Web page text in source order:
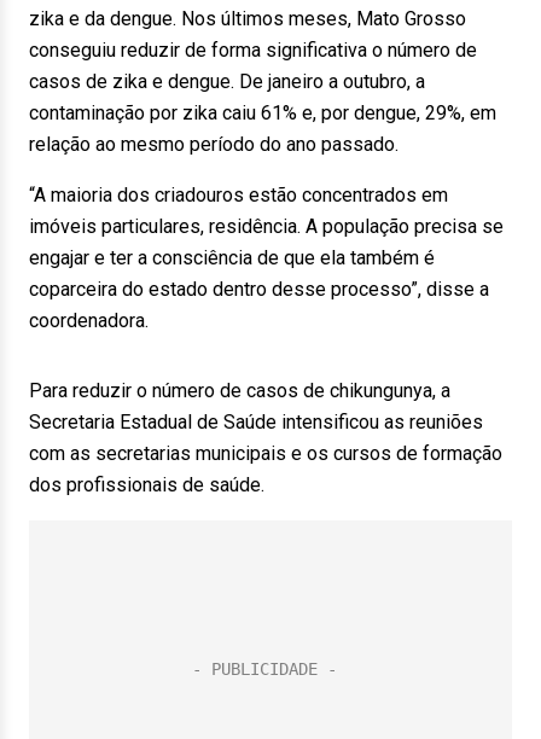
zika e da dengue. Nos últimos meses, Mato Grosso
conseguiu reduzir de forma significativa o número de
casos de zika e dengue. De janeiro a outubro, a
contaminação por zika caiu 61% e, por dengue, 29%, em
relação ao mesmo período do ano passado.
“A maioria dos criadouros estão concentrados em
imóveis particulares, residência. A população precisa se
engajar e ter a consciência de que ela também é
coparceira do estado dentro desse processo”, disse a
coordenadora.
Para reduzir o número de casos de chikungunya, a
Secretaria Estadual de Saúde intensificou as reuniões
com as secretarias municipais e os cursos de formação
dos profissionais de saúde.